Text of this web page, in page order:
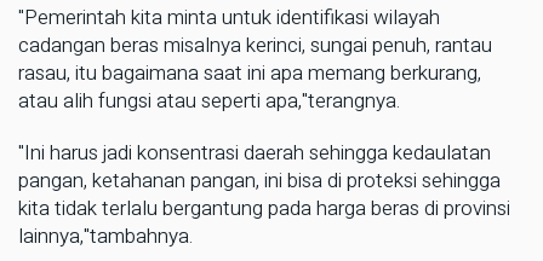
"Pemerintah kita minta untuk identifikasi wilayah
cadangan beras misalnya kerinci, sungai penuh, rantau
rasau, itu bagaimana saat ini apa memang berkurang,
atau alih fungsi atau seperti apa,"terangnya.
"Ini harus jadi konsentrasi daerah sehingga kedaulatan
pangan, ketahanan pangan, ini bisa di proteksi sehingga
kita tidak terlalu bergantung pada harga beras di provinsi
lainnya,"tambahnya.